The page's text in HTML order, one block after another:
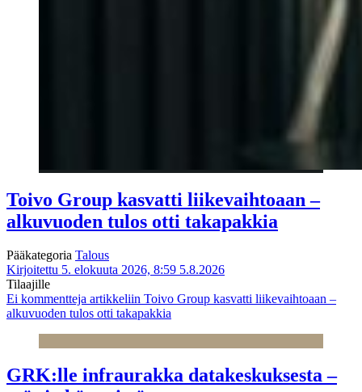
Toivo Group kasvatti liikevaihtoaan –
alkuvuoden tulos otti takapakkia
Pääkategoria Talous
Kirjoitettu 5. elokuuta 2026, 8:59 5.8.2026
Tilaajille
Ei kommentteja artikkeliin Toivo Group kasvatti liikevaihtoaan –
alkuvuoden tulos otti takapakkia
GRK:lle infraurakka datakeskuksesta –